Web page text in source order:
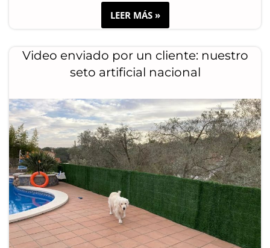
LEER MÁS »
Video enviado por un cliente: nuestro
seto artificial nacional